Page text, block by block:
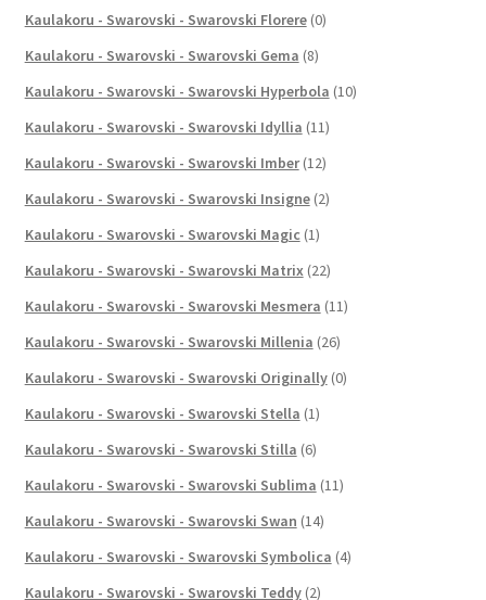
Kaulakoru - Swarovski - Swarovski Florere (0)
Kaulakoru - Swarovski - Swarovski Gema (8)
Kaulakoru - Swarovski - Swarovski Hyperbola (10)
Kaulakoru - Swarovski - Swarovski Idyllia (11)
Kaulakoru - Swarovski - Swarovski Imber (12)
Kaulakoru - Swarovski - Swarovski Insigne (2)
Kaulakoru - Swarovski - Swarovski Magic (1)
Kaulakoru - Swarovski - Swarovski Matrix (22)
Kaulakoru - Swarovski - Swarovski Mesmera (11)
Kaulakoru - Swarovski - Swarovski Millenia (26)
Kaulakoru - Swarovski - Swarovski Originally (0)
Kaulakoru - Swarovski - Swarovski Stella (1)
Kaulakoru - Swarovski - Swarovski Stilla (6)
Kaulakoru - Swarovski - Swarovski Sublima (11)
Kaulakoru - Swarovski - Swarovski Swan (14)
Kaulakoru - Swarovski - Swarovski Symbolica (4)
Kaulakoru - Swarovski - Swarovski Teddy (2)